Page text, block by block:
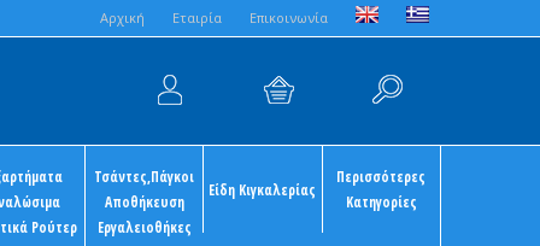
Aρχική Εταιρία Επικοινωνία
Ρούτερ
Τσάντες,Πάγκοι
Αποθήκευση
Εργαλειοθήκες
Είδη Κιγκαλερίας
Περισσότερες
Κατηγορίες